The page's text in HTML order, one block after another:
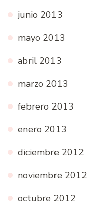
junio 2013
mayo 2013
abril 2013
marzo 2013
febrero 2013
enero 2013
diciembre 2012
noviembre 2012
octubre 2012